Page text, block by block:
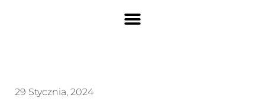
29 Stycznia, 2024